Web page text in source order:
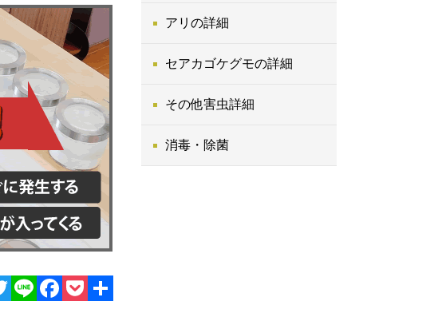
アリの詳細
セアカゴケグモの詳細
その他害虫詳細
消毒・除菌